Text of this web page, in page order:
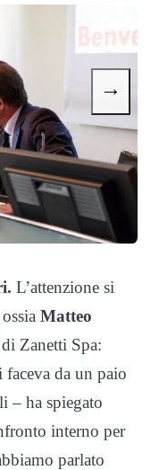
→
L’attenzione si
Matteo
Zanetti Spa:
faceva da un paio
– ha spiegato
interno per
parlato